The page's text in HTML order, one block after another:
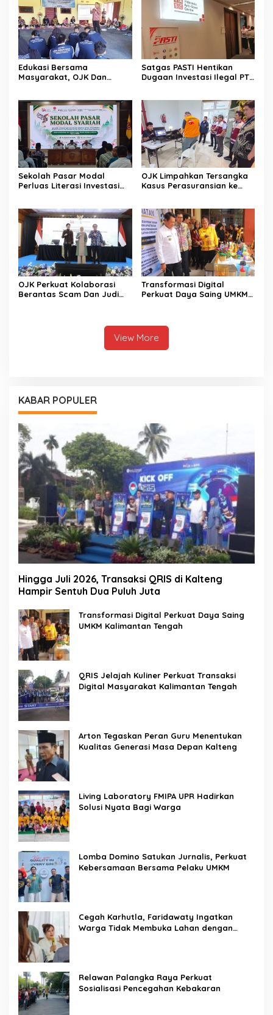
Edukasi Bersama
Masyarakat, OJK Dan
Satgas PASTI Hentikan
Dugaan Investasi Ilegal PT
Sekolah Pasar Modal
Perluas Literasi Investasi
OJK Limpahkan Tersangka
Kasus Perasuransian ke
OJK Perkuat Kolaborasi
Berantas Scam Dan Judi
Transformasi Digital
Perkuat Daya Saing UMKM
View More
KABAR POPULER
Hingga Juli 2026, Transaksi QRIS di Kalteng
Hampir Sentuh Dua Puluh Juta
Transformasi Digital Perkuat Daya Saing
UMKM Kalimantan Tengah
QRIS Jelajah Kuliner Perkuat Transaksi
Digital Masyarakat Kalimantan Tengah
Arton Tegaskan Peran Guru Menentukan
Kualitas Generasi Masa Depan Kalteng
Living Laboratory FMIPA UPR Hadirkan
Solusi Nyata Bagi Warga
Lomba Domino Satukan Jurnalis, Perkuat
Kebersamaan Bersama Pelaku UMKM
Cegah Karhutla, Faridawaty Ingatkan
Warga Tidak Membuka Lahan dengan
Relawan Palangka Raya Perkuat
Sosialisasi Pencegahan Kebakaran